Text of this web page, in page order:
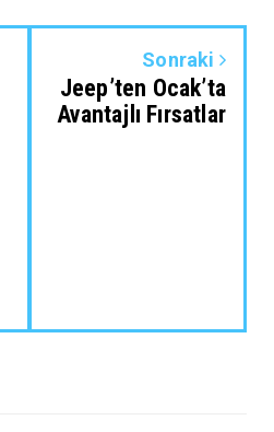
Sonraki
Jeep’ten Ocak’ta
Avantajlı Fırsatlar